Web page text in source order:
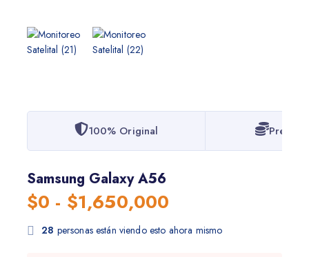
100% Original Precios
Samsung Galaxy A56
$0 - $1,650,000
28 personas están viendo esto ahora mismo